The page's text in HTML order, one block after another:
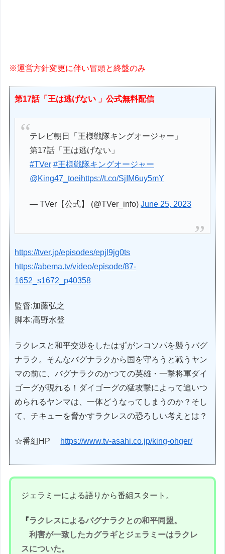
※運営方針変更に伴い冒頭と終盤のみ
第17話「王は逃げない 」公式無料配信
テレビ朝日「王様戦隊キングオージャー」
第17話「王は逃げない」
#TVer #王様戦隊キングオージャー
@King47_toeihttps://t.co/SjIM6uy5mY
— TVer【公式】 (@TVer_info)June 25, 2023
https://tver.jp/episodes/epjl9jg0ts
https://abema.tv/video/episode/87-
1652_s1672_p40358
監督:加藤弘之
脚本:高野水登
ラクレスと和平交渉をしたはずがンコソパを襲うバグ
ナラク。そんなバグナラクから国を守ろうと戦うヤン
マの前に、バグナラクのかつての英雄・一撃将軍ダイ
ゴーグが現れる！ダイゴーグの猛攻撃によって追いつ
められるヤンマは、一体どうなってしまうのか？そし
て、チキューを脅かすラクレスの恐ろしい考えとは？
☆番組HP https://www.tv-asahi.co.jp/king-ohger/
ジェラミーによる語りから番組スタート。
『ラクレスによるバグナラクとの和平同盟。
利害が一致したカグラギとジェラミーはラクレ
スについた。